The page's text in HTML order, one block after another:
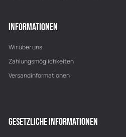
INFORMATIONEN
Wir über uns
Zahlungsmöglichkeiten
Versandinformationen
GESETZLICHE INFORMATIONEN